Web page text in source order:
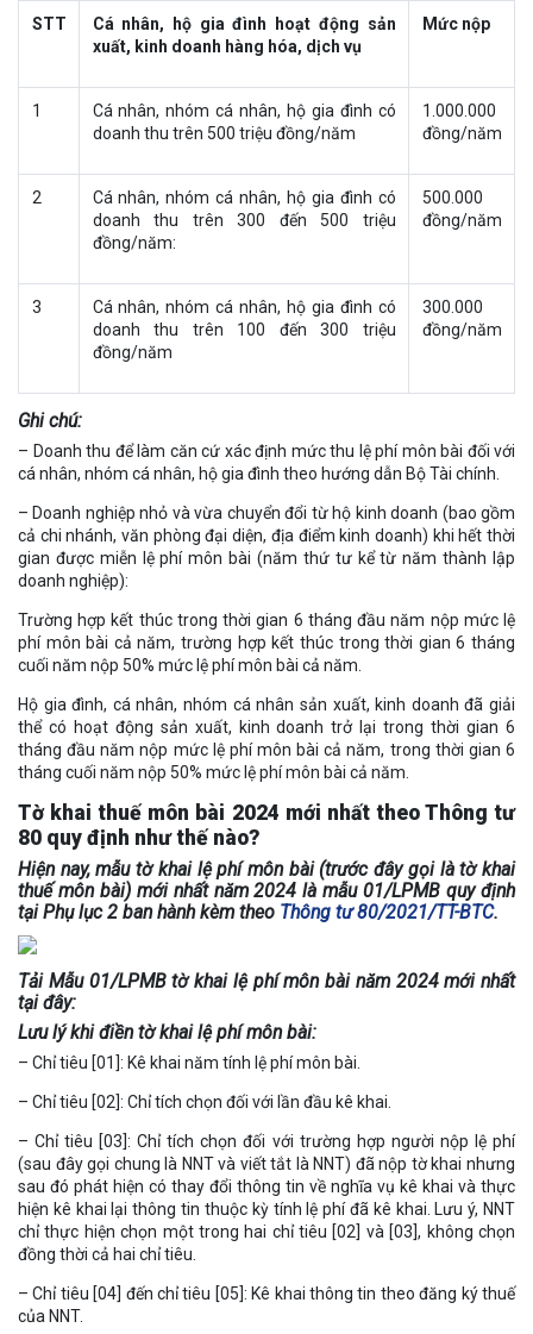
STT
Cá nhân, hộ gia đình hoạt động sản
xuất, kinh doanh hàng hóa, dịch vụ
Mức nộp
1
Cá nhân, nhóm cá nhân, hộ gia đình có
doanh thu trên 500 triệu đồng/năm
1.000.000
đồng/năm
2
Cá nhân, nhóm cá nhân, hộ gia đình có
doanh thu trên 300 đến 500 triệu
đồng/năm:
500.000
đồng/năm
3
Cá nhân, nhóm cá nhân, hộ gia đình có
doanh thu trên 100 đến 300 triệu
đồng/năm
300.000
đồng/năm
Ghi chú:
– Doanh thu để làm căn cứ xác định mức thu lệ phí môn bài đối với
cá nhân, nhóm cá nhân, hộ gia đình theo hướng dẫn Bộ Tài chính.
– Doanh nghiệp nhỏ và vừa chuyển đổi từ hộ kinh doanh (bao gồm
cả chi nhánh, văn phòng đại diện, địa điểm kinh doanh) khi hết thời
gian được miễn lệ phí môn bài (năm thứ tư kể từ năm thành lập
doanh nghiệp):
Trường hợp kết thúc trong thời gian 6 tháng đầu năm nộp mức lệ
phí môn bài cả năm, trường hợp kết thúc trong thời gian 6 tháng
cuối năm nộp 50% mức lệ phí môn bài cả năm.
Hộ gia đình, cá nhân, nhóm cá nhân sản xuất, kinh doanh đã giải
thể có hoạt động sản xuất, kinh doanh trở lại trong thời gian 6
tháng đầu năm nộp mức lệ phí môn bài cả năm, trong thời gian 6
tháng cuối năm nộp 50% mức lệ phí môn bài cả năm.
Tờ khai thuế môn bài 2024 mới nhất theo Thông tư
80 quy định như thế nào?
Hiện nay, mẫu tờ khai lệ phí môn bài (trước đây gọi là tờ khai
thuế môn bài) mới nhất năm 2024 là mẫu 01/LPMB quy định
tại Phụ lục 2 ban hành kèm theo Thông tư 80/2021/TT-BTC.
Tải Mẫu 01/LPMB tờ khai lệ phí môn bài năm 2024 mới nhất
tại đây:
Lưu lý khi điền tờ khai lệ phí môn bài:
– Chỉ tiêu [01]: Kê khai năm tính lệ phí môn bài.
– Chỉ tiêu [02]: Chỉ tích chọn đối với lần đầu kê khai.
– Chỉ tiêu [03]: Chỉ tích chọn đối với trường hợp người nộp lệ phí
(sau đây gọi chung là NNT và viết tắt là NNT) đã nộp tờ khai nhưng
sau đó phát hiện có thay đổi thông tin về nghĩa vụ kê khai và thực
hiện kê khai lại thông tin thuộc kỳ tính lệ phí đã kê khai. Lưu ý, NNT
chỉ thực hiện chọn một trong hai chỉ tiêu [02] và [03], không chọn
đồng thời cả hai chỉ tiêu.
– Chỉ tiêu [04] đến chỉ tiêu [05]: Kê khai thông tin theo đăng ký thuế
của NNT.